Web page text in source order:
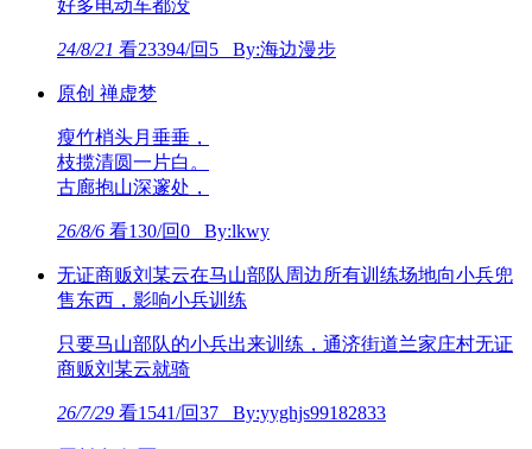
好多电动车都没
24/8/21 看23394/回5 By:海边漫步
原创 禅虚梦
瘦竹梢头月垂垂，
枝揽清圆一片白。
古廊抱山深邃处，
26/8/6 看130/回0 By:lkwy
无证商贩刘某云在马山部队周边所有训练场地向小兵兜
售东西，影响小兵训练
只要马山部队的小兵出来训练，通济街道兰家庄村无证
商贩刘某云就骑
26/7/29 看1541/回37 By:yyghjs99182833